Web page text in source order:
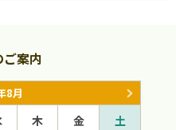
案内
8月
木 金
土